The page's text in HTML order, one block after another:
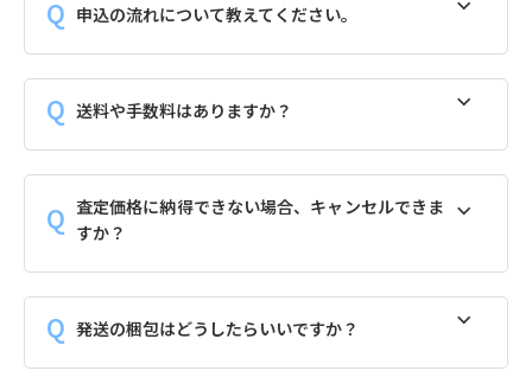
申込の流れについて教えてください。
送料や手数料はありますか？
査定価格に納得できない場合、キャンセルできま
すか？
発送の梱包はどうしたらいいですか？